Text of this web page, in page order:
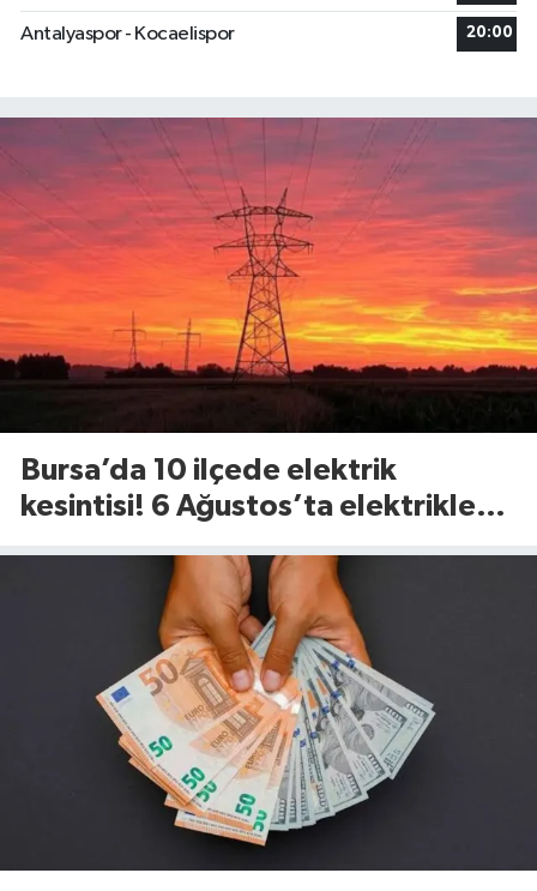
Antalyaspor - Kocaelispor 20:00
Bursa’da 10 ilçede elektrik
kesintisi! 6 Ağustos’ta elektrikler